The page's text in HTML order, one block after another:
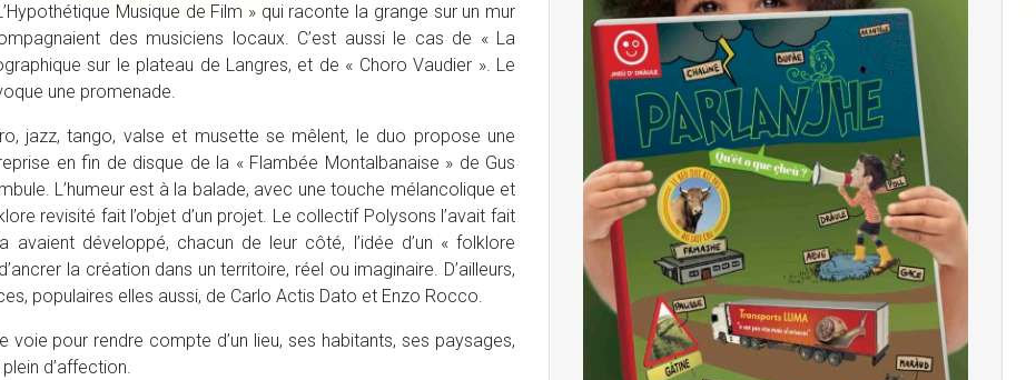
Musique de Film » qui raconte la grange sur un mur
des musiciens locaux. C’est aussi le cas de « La
sur le plateau de Langres, et de « Choro Vaudier ». Le
une promenade.
jazz, tango, valse et musette se mêlent, le duo propose une
en fin de disque de la « Flambée Montalbanaise » de Gus
L’humeur est à la balade, avec une touche mélancolique et
revisité fait l’objet d’un projet. Le collectif Polysons l’avait fait
avaient développé, chacun de leur côté, l’idée d’un « folklore
la création dans un territoire, réel ou imaginaire. D’ailleurs,
populaires elles aussi, de Carlo Actis Dato et Enzo Rocco.
pour rendre compte d’un lieu, ses habitants, ses paysages,
d’affection.